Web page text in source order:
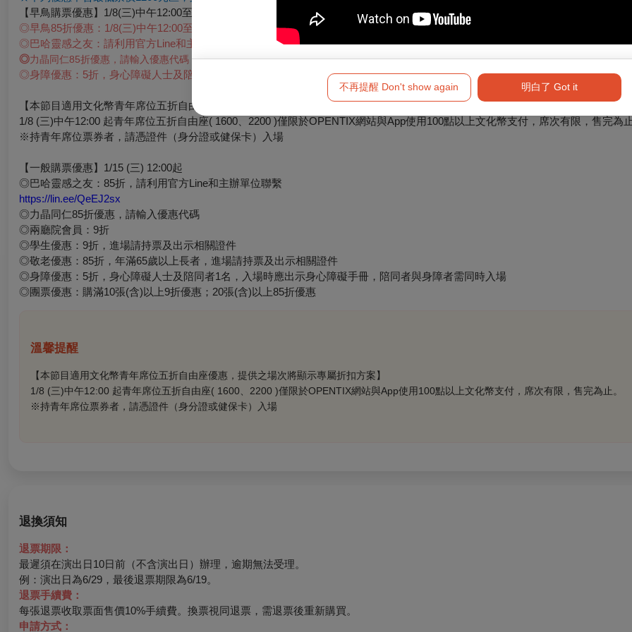
不再提醒 Don't show again 明白了 Got it
【早鳥購票優惠】1/8(三)中午12:00至1/15 (三)中午11:59
◎早鳥85折優惠：1/8(三)中午12:00至1/15 (三)中午11:59
◎巴哈靈感之友：請利用官方Line和主辦單位聯繫
◎力晶同仁85折優惠，請輸入優惠代碼
◎身障優惠：5折，身心障礙人士及陪同者1名，入場時應出示身心障礙手冊，陪同者與身障者需同時入場
【本節目適用文化幣青年席位五折自由座優惠，提供之場次將顯示專屬折扣方案】
1/8 (三)中午12:00 起青年席位五折自由座( 1600、2200 )僅限於OPENTIX網站與App使用100點以上文化幣支付，席次有限，售完為
※持青年席位票券者，請憑證件（身分證或健保卡）入場
【一般購票優惠】1/15 (三) 12:00起
◎巴哈靈感之友：85折，請利用官方Line和主辦單位聯繫
https://lin.ee/QeEJ2sx
◎力晶同仁85折優惠，請輸入優惠代碼
◎兩廳院會員：9折
◎學生優惠：9折，進場請持票及出示相關證件
◎敬老優惠：85折，年滿65歲以上長者，進場請持票及出示相關證件
◎身障優惠：5折，身心障礙人士及陪同者1名，入場時應出示身心障礙手冊，陪同者與身障者需同時入場
◎團票優惠：購滿10張(含)以上9折優惠；20張(含)以上85折優惠
溫馨提醒
【本節目適用文化幣青年席位五折自由座優惠，提供之場次將顯示專屬折扣方案】
1/8 (三)中午12:00 起青年席位五折自由座( 1600、2200 )僅限於OPENTIX網站與App使用100點以上文化幣支付，席次有限，售完為止。
※持青年席位票券者，請憑證件（身分證或健保卡）入場
退換須知
退票期限：
最遲須在演出日10日前（不含演出日）辦理，逾期無法受理。
例：演出日為6/29，最後退票期限為6/19。
退票手續費：
每張退票收取票面售價10%手續費。換票視同退票，需退票後重新購買。
申請方式：